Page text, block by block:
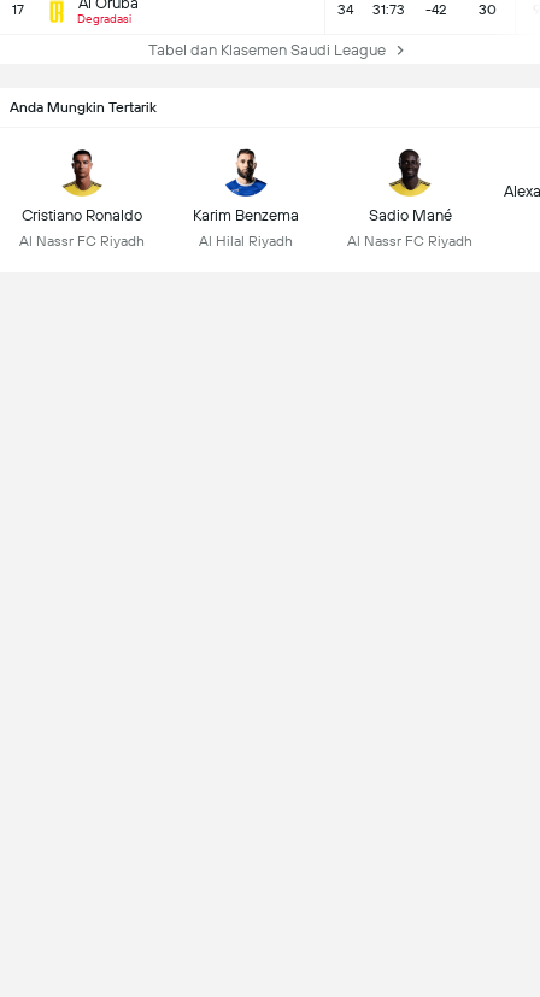
17
Degradasi
34 31:73 -42 30
Tabel dan Klasemen Saudi League
Anda Mungkin Tertarik
Cristiano Ronaldo
Al Nassr FC Riyadh
Karim Benzema
Al Hilal Riyadh
Sadio Mané
Al Nassr FC Riyadh